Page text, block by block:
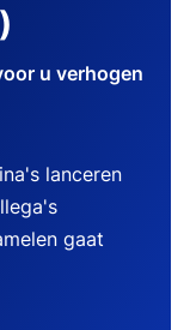
u verhogen
lanceren
gaat